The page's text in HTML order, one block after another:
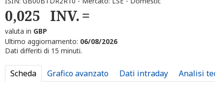
0,025 INV.
valuta in GBP
Ultimo aggiornamento: 06/08/2026
Dati differiti di 15 minuti.
Scheda Grafico avanzato Dati intraday Analisi